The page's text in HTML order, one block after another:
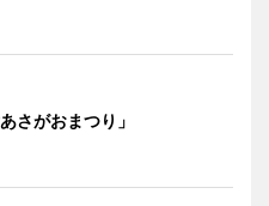
さがおまつり」